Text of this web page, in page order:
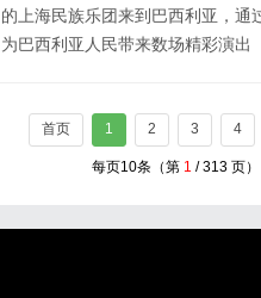
的上海民族乐团来到巴西利亚，通
为巴西利亚人民带来数场精彩演出
首页 1 2 3 4
每页10条（第 1 / 313 页